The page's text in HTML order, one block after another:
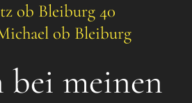
ob Bleiburg 40
ob Bleiburg
bei meinen